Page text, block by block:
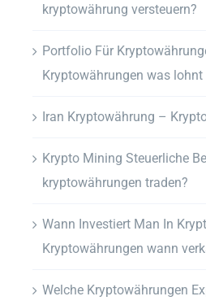
kryptowährung versteuern?
Portfolio Für
Kryptowährungen was lohnt
Iran Kryptowährung –
Krypto Mining Steuerliche
kryptowährungen traden?
Wann Investiert Man In
Kryptowährungen wann
Welche Kryptowährungen